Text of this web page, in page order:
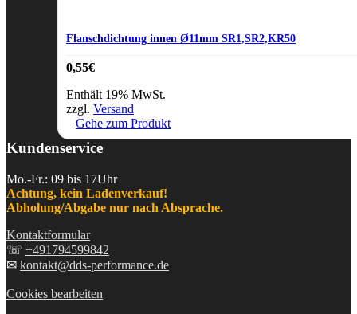
Flanschdichtung innen Ø11mm SR1,SR2,KR50
0,55€
Enthält 19% MwSt.
zzgl. Versand
Gehe zum Produkt
Kundenservice
Mo.-Fr.: 09 bis 17Uhr
Achtung, kein Ladenverkauf!
Abholung/Abgabe nur nach Absprache.
Kontaktformular
☏ +491794599842
✉ kontakt@dds-performance.de
Cookies bearbeiten